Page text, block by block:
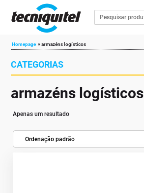
Homepage »armazéns logísticos
CATEGORIAS
armazéns logísticos
Apenas um resultado